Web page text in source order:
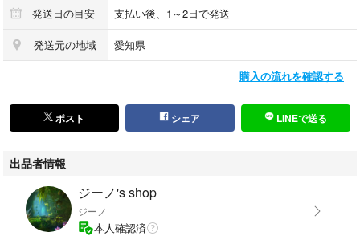
発送日の目安 支払い後、1～2日で発送
発送元の地域 愛知県
購入の流れを確認する
ポスト シェア LINEで送る
出品者情報
ジーノ's shop
ジーノ
本人確認済